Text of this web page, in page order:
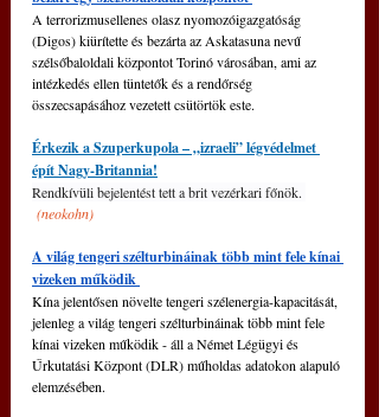
A terrorizmusellenes olasz nyomozóigazgatóság
(Digos) kiürítette és bezárta az Askatasuna nevű
szélsőbaloldali központot Torinó városában, ami az
intézkedés ellen tüntetők és a rendőrség
összecsapásához vezetett csütörtök este.
Érkezik a Szuperkupola – „izraeli” légvédelmet
épít Nagy-Britannia!
Rendkívüli bejelentést tett a brit vezérkari főnök.
(neokohn)
A világ tengeri szélturbináinak több mint fele kínai
vizeken működik
Kína jelentősen növelte tengeri szélenergia-kapacitását,
jelenleg a világ tengeri szélturbináinak több mint fele
kínai vizeken működik - áll a Német Légügyi és
Űrkutatási Központ (DLR) műholdas adatokon alapuló
elemzésében.